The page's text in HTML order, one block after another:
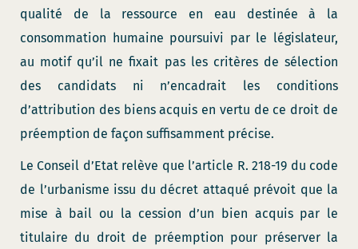
qualité de la ressource en eau destinée à la
consommation humaine poursuivi par le législateur,
au motif qu’il ne fixait pas les critères de sélection
des candidats ni n’encadrait les conditions
d’attribution des biens acquis en vertu de ce droit de
préemption de façon suffisamment précise.
Le Conseil d’Etat relève que l’article R. 218-19 du code
de l’urbanisme issu du décret attaqué prévoit que la
mise à bail ou la cession d’un bien acquis par le
titulaire du droit de préemption pour préserver la